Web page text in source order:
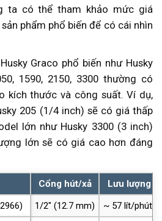
ta có thể tham khảo mức giá
phẩm phổ biến để có cái nhìn
Graco phổ biến như Husky
1590, 2150, 3300 thường có
kích thước và công suất. Ví dụ,
205 (1/4 inch) sẽ có giá thấp
lớn như Husky 3300 (3 inch)
lớn sẽ có giá cao hơn đáng
Cổng hút/xả
Lưu lượng /
1/2″ (12.7 mm)
~ 57 lít/phút